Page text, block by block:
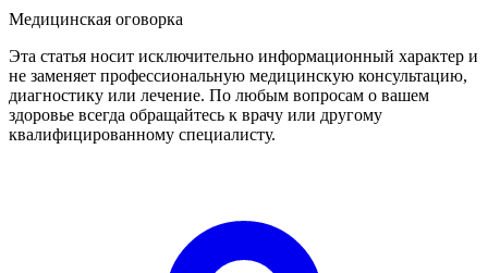
Медицинская оговорка
Эта статья носит исключительно информационный характер и
не заменяет профессиональную медицинскую консультацию,
диагностику или лечение. По любым вопросам о вашем
здоровье всегда обращайтесь к врачу или другому
квалифицированному специалисту.